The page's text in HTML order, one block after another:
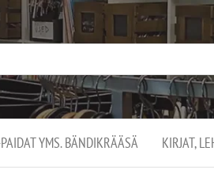
YMS. BÄNDIKRÄÄSÄ KIRJAT,